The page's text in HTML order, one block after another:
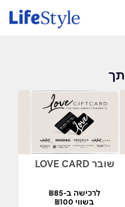
שובר LOVE CARD
לרכישה ב-₪85
בשווי ₪100